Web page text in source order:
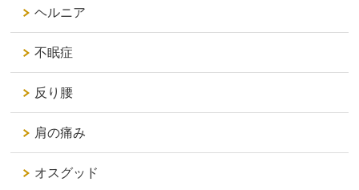
ヘルニア
不眠症
反り腰
肩の痛み
オスグッド